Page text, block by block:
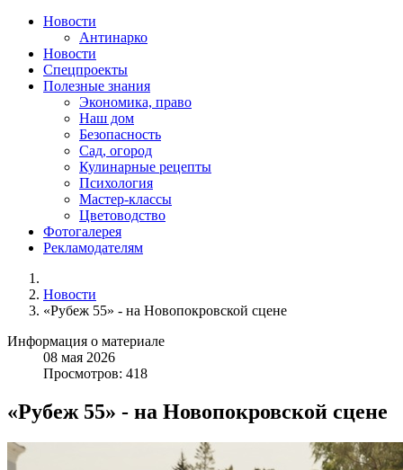
Новости
Антинарко
Новости
Спецпроекты
Полезные знания
Экономика, право
Наш дом
Безопасность
Сад, огород
Кулинарные рецепты
Психология
Мастер-классы
Цветоводство
Фотогалерея
Рекламодателям
Новости
«Рубеж 55» - на Новопокровской сцене
Информация о материале
08 мая 2026
Просмотров: 418
«Рубеж 55» - на Новопокровской сцене